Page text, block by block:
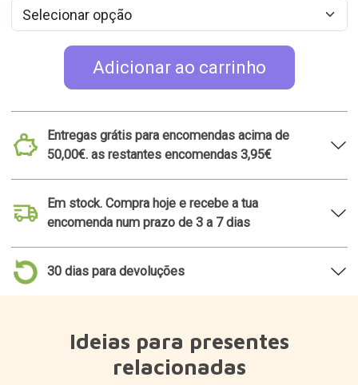
Adicionar ao carrinho
Entregas grátis para encomendas acima de
50,00€. as restantes encomendas 3,95€
Em stock. Compra hoje e recebe a tua
encomenda num prazo de 3 a 7 dias
30 dias para devoluções
Ideias para presentes
relacionadas